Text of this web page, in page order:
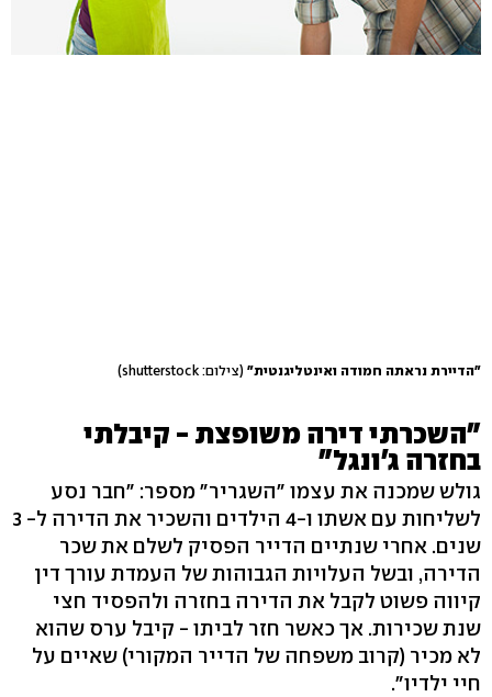
"הדיירת נראתה חמודה ואינטליגנטית" (צילום: shutterstock)
"השכרתי דירה משופצת - קיבלתי
בחזרה ג'ונגל"
גולש שמכנה את עצמו "השגריר" מספר: "חבר נסע
לשליחות עם אשתו ו-4 הילדים והשכיר את הדירה ל- 3
שנים. אחרי שנתיים הדייר הפסיק לשלם את שכר
הדירה, ובשל העלויות הגבוהות של העמדת עורך דין
קיווה פשוט לקבל את הדירה בחזרה ולהפסיד חצי
שנת שכירות. אך כאשר חזר לביתו - קיבל ערס שהוא
לא מכיר (קרוב משפחה של הדייר המקורי) שאיים על
חיי ילדיו".